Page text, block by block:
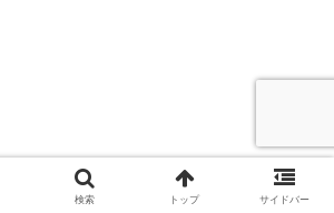
検索 トップ サイドバー